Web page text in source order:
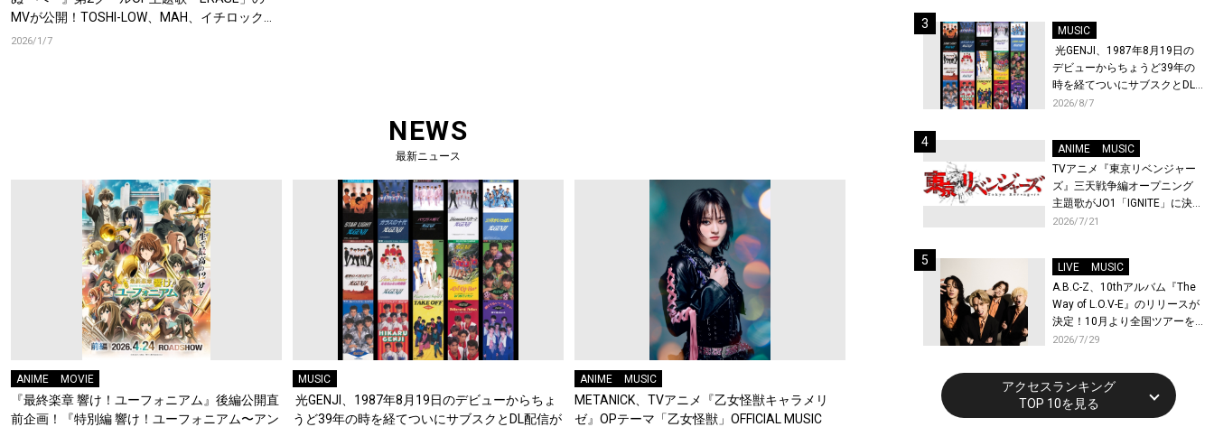
MVが公開！TOSHI-LOW、MAH、イチロックの
豪華ゲストにロックシーン激震！
2026/1/7
NEWS
最新ニュース
ANIME MOVIE
『最終楽章 響け！ユーフォニアム』後編公開直
前企画！『特別編 響け！ユーフォニアム〜アン
MUSIC
光GENJI、1987年8月19日のデビューからちょ
うど39年の時を経てついにサブスクとDL配信が
ANIME MUSIC
METANICK、TVアニメ『乙女怪獣キャラメリ
ゼ』OPテーマ「乙女怪獣」OFFICIAL MUSIC
MUSIC
光GENJI、1987年8月19日の
デビューからちょうど39年の
時を経てついにサブスクとDL
配信が解禁！
2026/8/7
ANIME
MUSIC
TVアニメ『東京リベンジャー
ズ』三天戦争編オープニング
主題歌がJO1「IGNITE」に決
定！メンバー全員から喜びと
先行上映会を開催！
2026/7/21
LIVE
MUSIC
A.B.C-Z、10thアルバム『The
Way of L.O.V-E』のリリースが
決定！10月より全国ツアーを
開催！
2026/7/29
アクセスランキング
TOP 10を見る